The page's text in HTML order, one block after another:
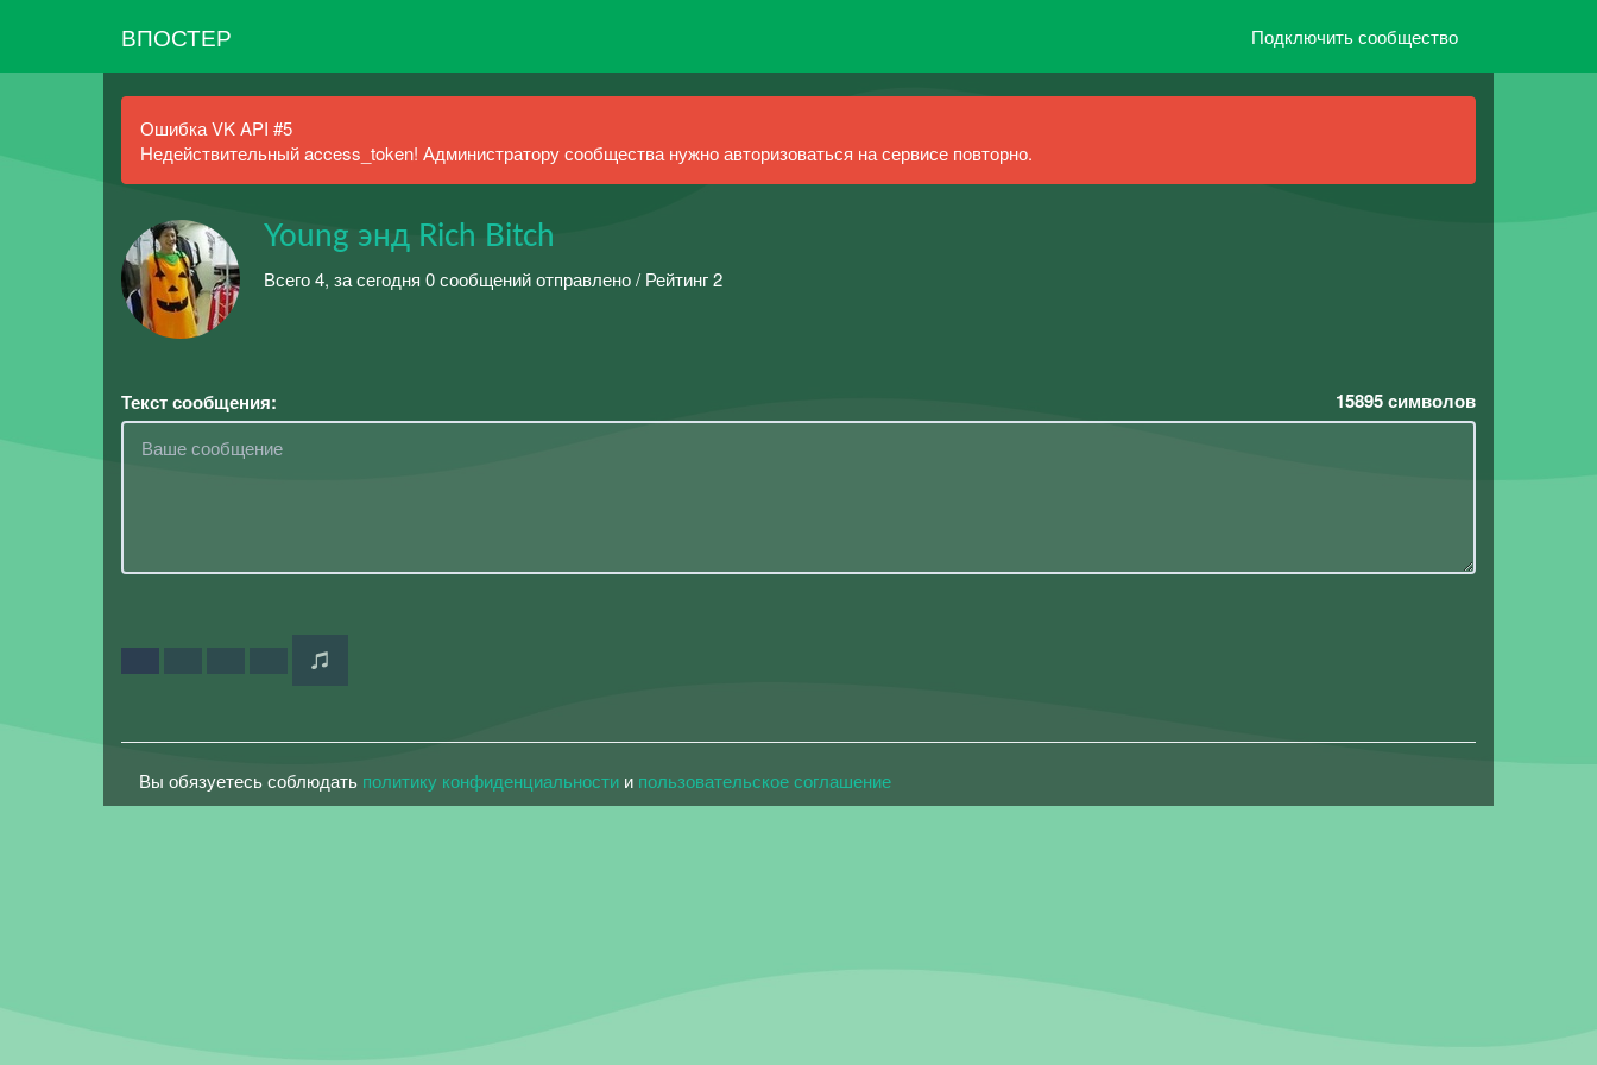
ВПОСТЕР Подключить сообщество
Ошибка VK API #5
Недействительный access_token! Администратору сообщества нужно авторизоваться на сервисе повторно.
Young энд Rich Bitch
Всего 4, за сегодня 0 сообщений отправлено / Рейтинг 2
Текст сообщения: 15895символов
Вы обязуетесь соблюдать политику конфиденциальности и пользовательское соглашение